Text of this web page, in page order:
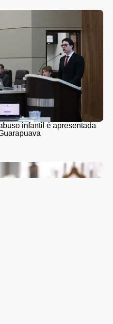
infantil é apresentada